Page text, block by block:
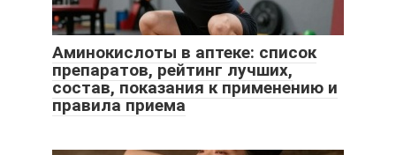
Аминокислоты в аптеке: список
препаратов, рейтинг лучших,
состав, показания к применению и
правила приема